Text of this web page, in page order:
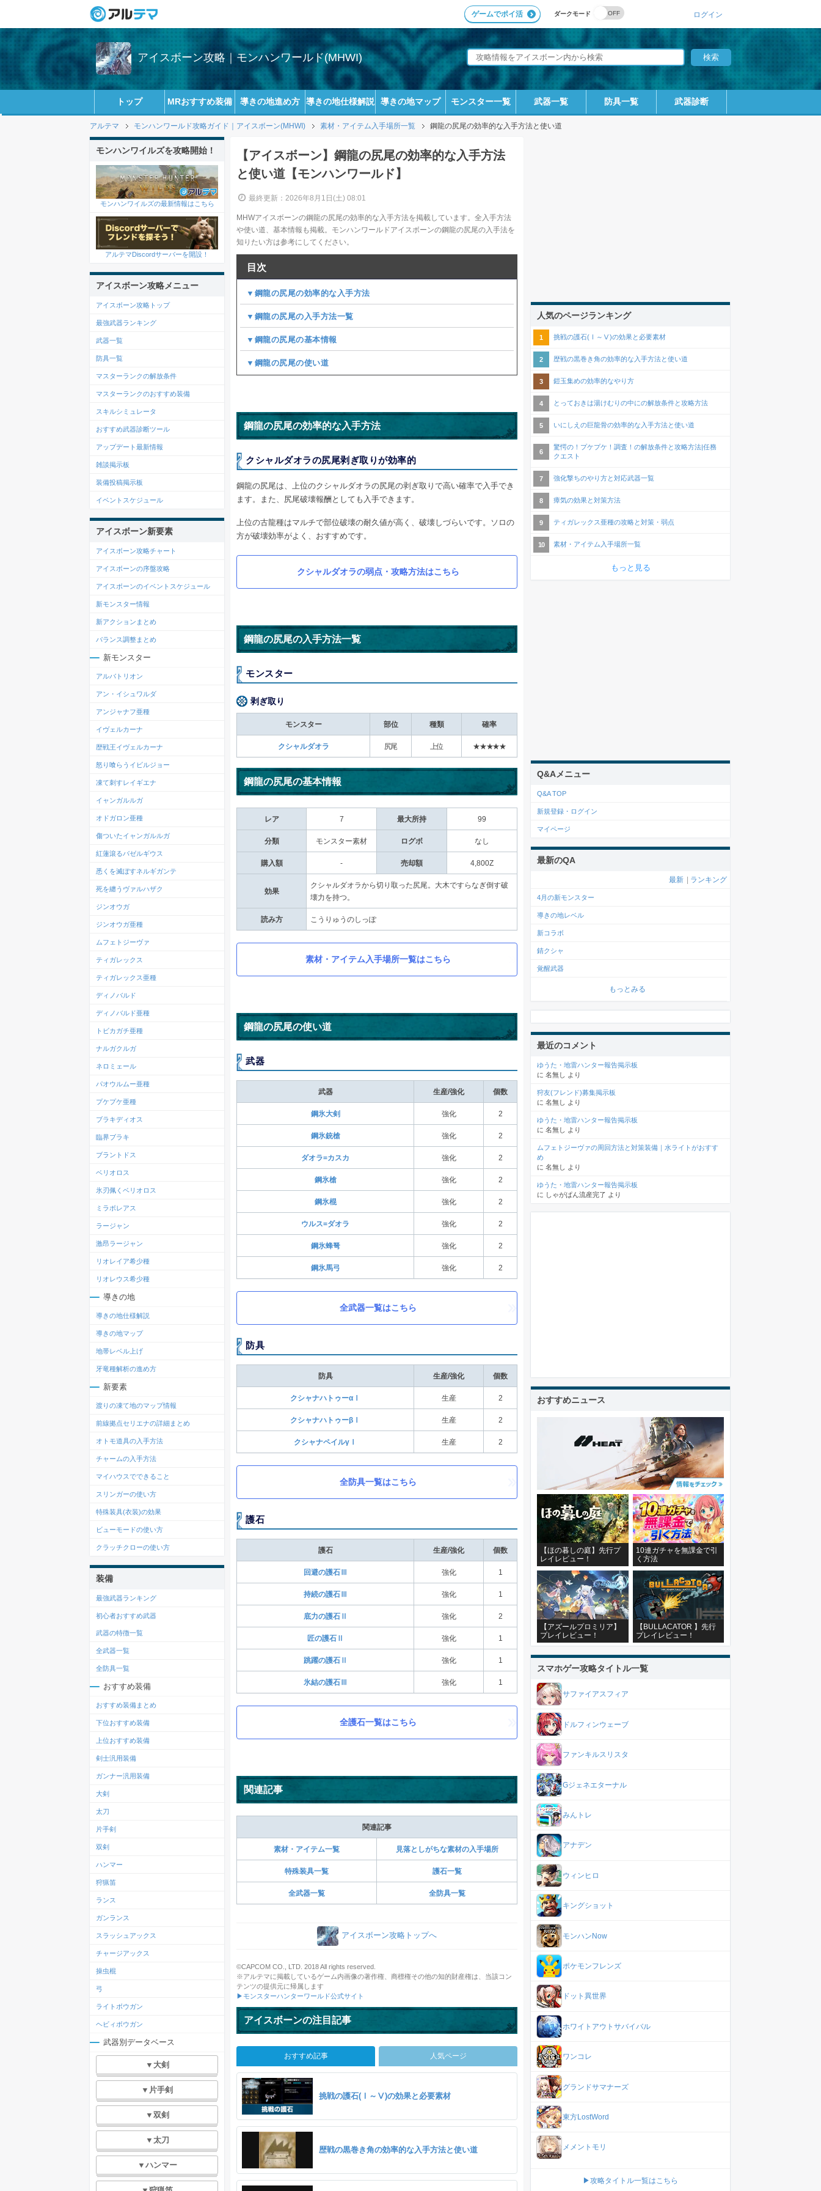
ダークモード
ゲームでポイ活 ログイン
アイスボーン攻略｜モンハンワールド(MHWI)
トップ MRおすすめ装備 導きの地進め方 導きの地仕様解説 導きの地マップ モンスター一覧 武器一覧 防具一覧 武器診断
アルテマ モンハンワールド攻略ガイド｜アイスボーン(MHWI) 素材・アイテム入手場所一覧 鋼龍の尻尾の効率的な入手方法と使い道
【アイスボーン】鋼龍の尻尾の効率的な入手方法
と使い道【モンハンワールド】
最終更新：2026年8月1日(土) 08:01
MHWアイスボーンの鋼龍の尻尾の効率的な入手方法を掲載しています。全入手方法
や使い道、基本情報も掲載。モンハンワールドアイスボーンの鋼龍の尻尾の入手法を
知りたい方は参考にしてください。
目次
▼鋼龍の尻尾の効率的な入手方法
▼鋼龍の尻尾の入手方法一覧
▼鋼龍の尻尾の基本情報
▼鋼龍の尻尾の使い道
鋼龍の尻尾の効率的な入手方法
クシャルダオラの尻尾剥ぎ取りが効率的
鋼龍の尻尾は、上位のクシャルダオラの尻尾の剥ぎ取りで高い確率で入手でき
ます。また、尻尾破壊報酬としても入手できます。
上位の古龍種はマルチで部位破壊の耐久値が高く、破壊しづらいです。ソロの
方が破壊効率がよく、おすすめです。
クシャルダオラの弱点・攻略方法はこちら
鋼龍の尻尾の入手方法一覧
モンスター
剥ぎ取り
モンスター 部位 種類 確率
クシャルダオラ 尻尾 上位 ★★★★★
鋼龍の尻尾の基本情報
レア 7 最大所持 99
分類 モンスター素材 ログボ なし
購入額 - 売却額 4,800Z
効果
クシャルダオラから切り取った尻尾。大木ですらなぎ倒す破
壊力を持つ。
読み方 こうりゅうのしっぽ
素材・アイテム入手場所一覧はこちら
鋼龍の尻尾の使い道
武器
武器 生産/強化 個数
鋼氷大剣 強化 2
鋼氷銃槍 強化 2
ダオラ=カスカ 強化 2
鋼氷槍 強化 2
鋼氷棍 強化 2
ウルス=ダオラ 強化 2
鋼氷蜂弩 強化 2
鋼氷馬弓 強化 2
全武器一覧はこちら
防具
防具 生産/強化 個数
クシャナハトゥーαⅠ 生産 2
クシャナハトゥーβⅠ 生産 2
クシャナペイルγⅠ 生産 2
全防具一覧はこちら
護石
護石 生産/強化 個数
回避の護石Ⅲ 強化 1
持続の護石Ⅲ 強化 1
底力の護石Ⅱ 強化 2
匠の護石Ⅱ 強化 1
跳躍の護石Ⅱ 強化 1
氷結の護石Ⅲ 強化 1
全護石一覧はこちら
関連記事
関連記事
素材・アイテム一覧 見落としがちな素材の入手場所
特殊装具一覧 護石一覧
全武器一覧 全防具一覧
アイスボーン攻略トップへ
©CAPCOM CO., LTD. 2018 All rights reserved.
※アルテマに掲載しているゲーム内画像の著作権、商標権その他の知的財産権は、当該コン
テンツの提供元に帰属します
▶モンスターハンターワールド公式サイト
アイスボーンの注目記事
おすすめ記事 人気ページ
挑戦の護石(Ⅰ～Ⅴ)の効果と必要素材
歴戦の黒巻き角の効率的な入手方法と使い道
モンハンワイルズを攻略開始！
モンハンワイルズの最新情報はこちら
アルテマDiscordサーバーを開設！
アイスボーン攻略メニュー
アイスボーン攻略トップ
最強武器ランキング
武器一覧
防具一覧
マスターランクの解放条件
マスターランクのおすすめ装備
スキルシミュレータ
おすすめ武器診断ツール
アップデート最新情報
雑談掲示板
装備投稿掲示板
イベントスケジュール
アイスボーン新要素
アイスボーン攻略チャート
アイスボーンの序盤攻略
アイスボーンのイベントスケジュール
新モンスター情報
新アクションまとめ
バランス調整まとめ
新モンスター
アルバトリオン
アン・イシュワルダ
アンジャナフ亜種
イヴェルカーナ
歴戦王イヴェルカーナ
怒り喰らうイビルジョー
凍て刺すレイギエナ
イャンガルルガ
オドガロン亜種
傷ついたイャンガルルガ
紅蓮滾るバゼルギウス
悉くを滅ぼすネルギガンテ
死を纏うヴァルハザク
ジンオウガ
ジンオウガ亜種
ムフェトジーヴァ
ティガレックス
ティガレックス亜種
ディノバルド
ディノバルド亜種
トビカガチ亜種
ナルガクルガ
ネロミェール
パオウルムー亜種
プケプケ亜種
ブラキディオス
臨界ブラキ
ブラントドス
ベリオロス
氷刃佩くベリオロス
ミラボレアス
ラージャン
激昂ラージャン
リオレイア希少種
リオレウス希少種
導きの地
導きの地仕様解説
導きの地マップ
地帯レベル上げ
牙竜種解析の進め方
新要素
渡りの凍て地のマップ情報
前線拠点セリエナの詳細まとめ
オトモ道具の入手方法
チャームの入手方法
マイハウスでできること
スリンガーの使い方
特殊装具(衣装)の効果
ビューモードの使い方
クラッチクローの使い方
装備
最強武器ランキング
初心者おすすめ武器
武器の特徴一覧
全武器一覧
全防具一覧
おすすめ装備
おすすめ装備まとめ
下位おすすめ装備
上位おすすめ装備
剣士汎用装備
ガンナー汎用装備
大剣
太刀
片手剣
双剣
ハンマー
狩猟笛
ランス
ガンランス
スラッシュアックス
チャージアックス
操虫棍
弓
ライトボウガン
ヘビィボウガン
武器別データベース
▼大剣
▼片手剣
▼双剣
▼太刀
▼ハンマー
人気のページランキング
挑戦の護石(Ⅰ～Ⅴ)の効果と必要素材
歴戦の黒巻き角の効率的な入手方法と使い道
鎧玉集めの効率的なやり方
とっておきは湯けむりの中にの解放条件と攻略方法
いにしえの巨龍骨の効率的な入手方法と使い道
驚愕の！プケプケ！調査！の解放条件と攻略方法|任務
クエスト
強化撃ちのやり方と対応武器一覧
瘴気の効果と対策方法
ティガレックス亜種の攻略と対策・弱点
素材・アイテム入手場所一覧
もっと見る
Q&Aメニュー
Q&A TOP
新規登録・ログイン
マイページ
最新のQA
最新 ランキング
4月の新モンスター
導きの地レベル
新コラボ
錆クシャ
覚醒武器
もっとみる
最近のコメント
ゆうた・地雷ハンター報告掲示板
に 名無し より
狩友(フレンド)募集掲示板
に 名無し より
ゆうた・地雷ハンター報告掲示板
に 名無し より
ムフェトジーヴァの周回方法と対策装備｜水ライトがおすす
め
に 名無し より
ゆうた・地雷ハンター報告掲示板
に しゃがぱん流産完了 より
おすすめニュース
【ほの暮しの庭】先行プ
レイレビュー！
10連ガチャを無課金で引
く方法
【アズールプロミリア】
プレイレビュー！
【BULLACATOR 】先行
プレイレビュー！
スマホゲー攻略タイトル一覧
サファイアスフィア
ドルフィンウェーブ
ファンキルスリスタ
Gジェネエターナル
みんトレ
アナデン
ウィンヒロ
キングショット
モンハンNow
ポケモンフレンズ
ドット異世界
ホワイトアウトサバイバル
ワンコレ
グランドサマナーズ
東方LostWord
メメントモリ
▶攻略タイトル一覧はこちら